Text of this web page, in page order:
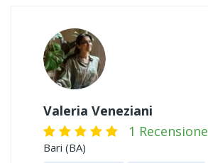
Valeria Veneziani
1 Recensione
Bari (BA)